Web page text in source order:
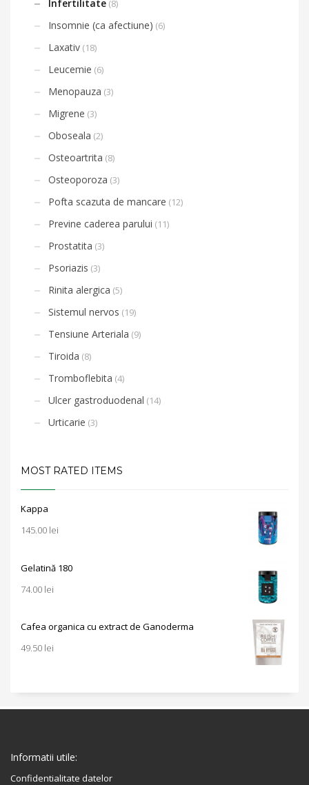
Infertilitate (8)
Insomnie (ca afectiune) (6)
Laxativ (18)
Leucemie (6)
Menopauza (3)
Migrene (3)
Oboseala (2)
Osteoartrita (8)
Osteoporoza (3)
Pofta scazuta de mancare (12)
Previne caderea parului (11)
Prostatita (3)
Psoriazis (3)
Rinita alergica (5)
Sistemul nervos (19)
Tensiune Arteriala (9)
Tiroida (8)
Tromboflebita (4)
Ulcer gastroduodenal (14)
Urticarie (3)
MOST RATED ITEMS
Kappa
145.00 lei
Gelatină 180
74.00 lei
Cafea organica cu extract de Ganoderma
49.50 lei
Informatii utile:
Confidentialitate datelor